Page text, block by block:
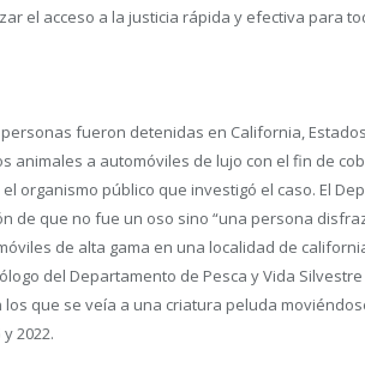
el acceso a la justicia rápida y efectiva para
personas fueron detenidas en California,
animales a automóviles de lujo con el fin de
organismo público que investigó el caso. El
de que no fue un oso sino “una persona
de alta gama en una localidad de
del Departamento de Pesca y Vida
que se veía a una criatura peluda
2022.